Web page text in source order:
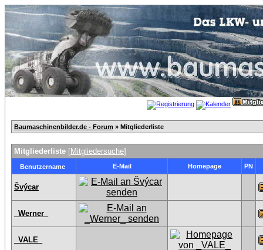
Baumaschinenbilder.de - Forum » Mitgliederliste
Mitgliederliste [Mitgliedersuche]
Benutzername E-Mail Homepage PN
Švýcar
_Werner_
_VALE_